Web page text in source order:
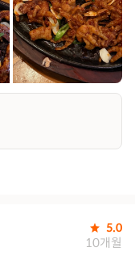
5.0
10개월